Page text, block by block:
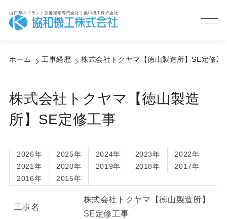
山口県のプラント設備定修専門会社 | 協和機工株式会社
Service
ホーム 工事経歴 株式会社トクヤマ【徳山製造所】SE定修工
株式会社トクヤマ【徳山製造
所】SE定修工事
工事名
株式会社トクヤマ【徳山製造所】
SE定修工事
2026年 2025年 2024年 2023年
2022年
2021年
2020年 2019年 2018年
2017年
2016年
2015年